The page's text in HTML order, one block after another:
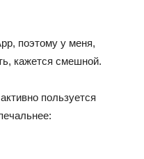
поэтому у меня,
кажется смешной.
пользуется